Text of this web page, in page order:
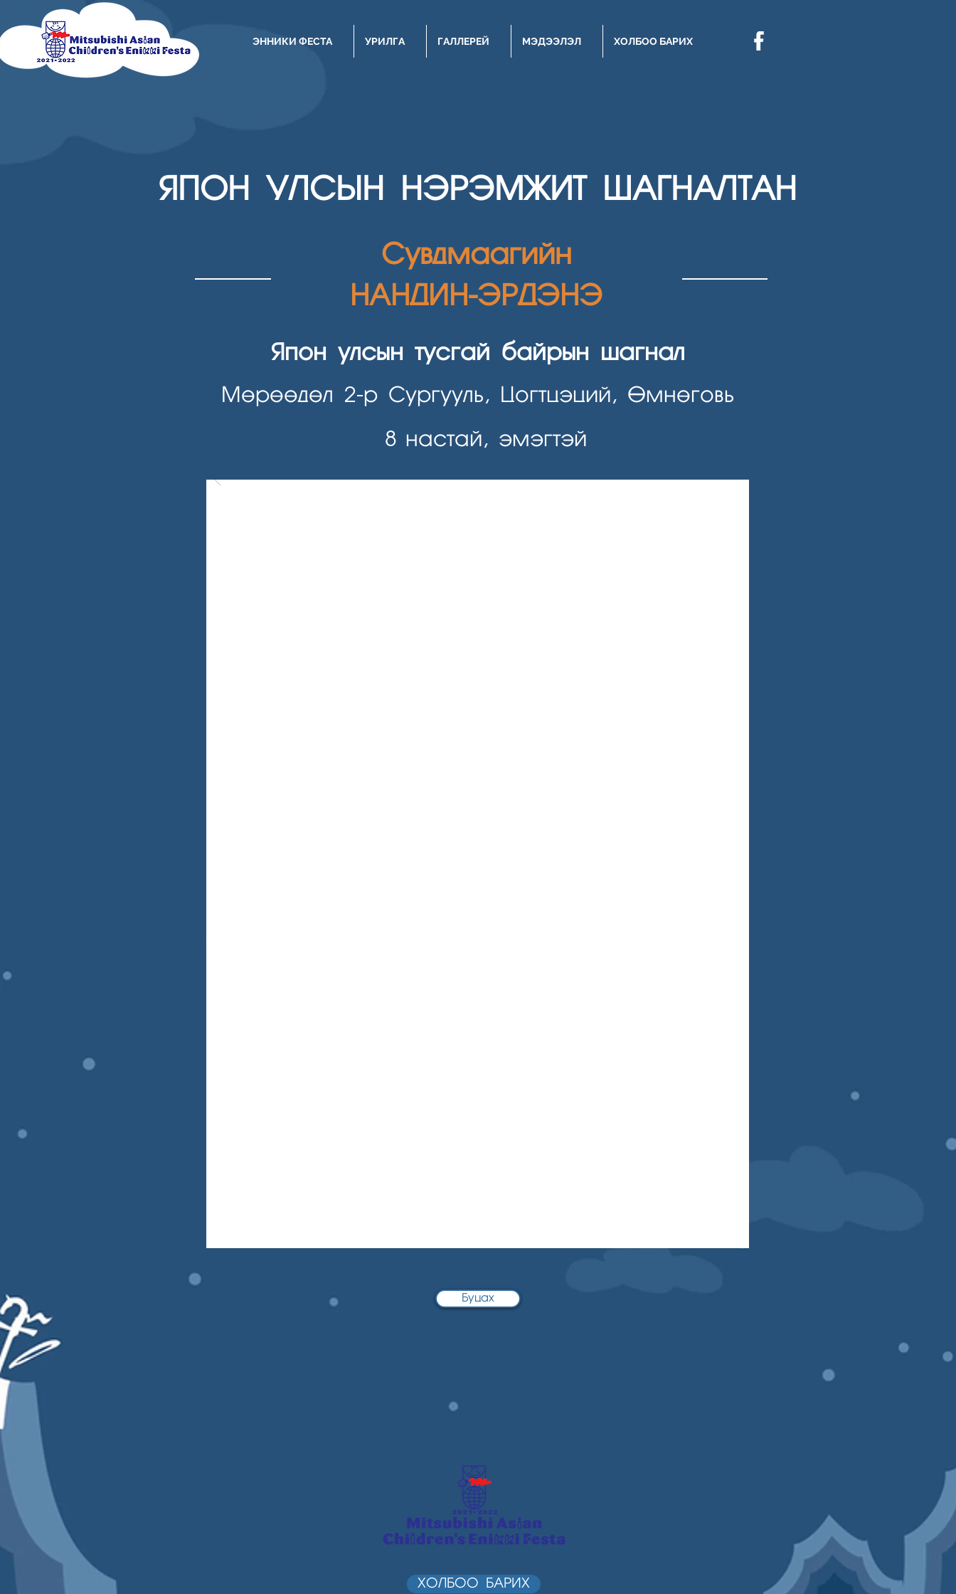
ЭННИКИ ФЕСТА УРИЛГА ГАЛЛЕРЕЙ МЭДЭЭЛЭЛ ХОЛБОО БАРИХ
ЯПОН УЛСЫН НЭРЭМЖИТ ШАГНАЛТАН
Сувдмаагийн
НАНДИН-ЭРДЭНЭ
Япон улсын тусгай байрын шагнал
Мөрөөдөл 2-р Сургууль, Цогтцэций, Өмнөговь
8 настай, эмэгтэй
Буцах
ХОЛБОО БАРИХ